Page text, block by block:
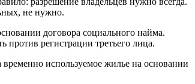
не нужно.
договора социального найма.
регистрации третьего лица.
используемое жилье на основании